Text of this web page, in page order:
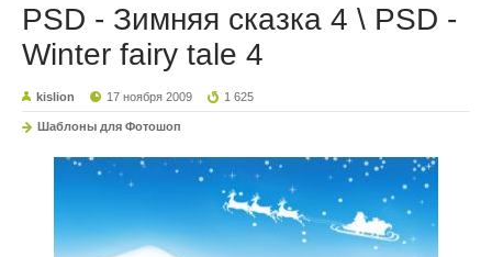
PSD - Зимняя сказка 4 \ PSD -
Winter fairy tale 4
kislion 17 ноября 2009 1 625
Шаблоны для Фотошоп